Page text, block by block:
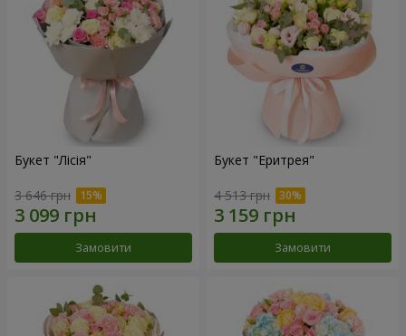
Букет "Лісія"
3 646 грн
Замовити
Букет "Еритрея"
4 513 грн
Замовити